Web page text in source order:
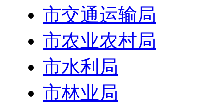
市交通运输局
市农业农村局
市水利局
市林业局